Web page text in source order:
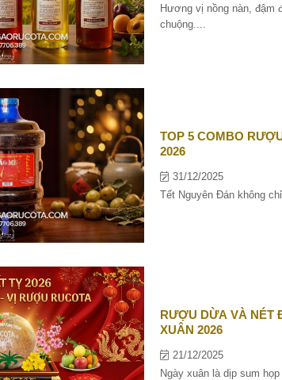
Hương vị nồng nàn, đậm
chuộng....
TOP 5 COMBO
2026
Tết Nguyên Đán không
31/12/2025
RƯỢU DỪA VÀ NÉT
XUÂN 2026
Ngày xuân là dịp sum
21/12/2025